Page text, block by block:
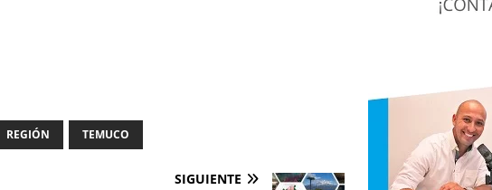
REGIÓN TEMUCO
SIGUIENTE